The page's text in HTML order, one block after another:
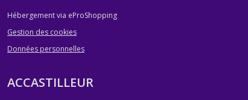
Hébergement via eProShopping
Gestion des cookies
Données personnelles
ACCASTILLEUR